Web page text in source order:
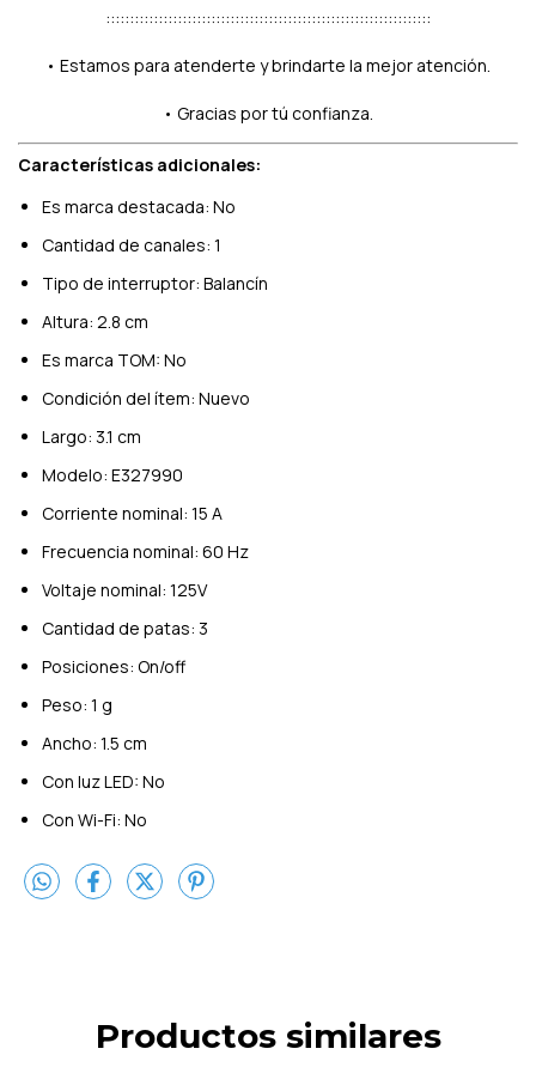
::::::::::::::::::::::::::::::::::::::::::::::::::::::::::::::::::::
• Estamos para atenderte y brindarte la mejor atención.
• Gracias por tú confianza.
Características adicionales:
Es marca destacada: No
Cantidad de canales: 1
Tipo de interruptor: Balancín
Altura: 2.8 cm
Es marca TOM: No
Condición del ítem: Nuevo
Largo: 3.1 cm
Modelo: E327990
Corriente nominal: 15 A
Frecuencia nominal: 60 Hz
Voltaje nominal: 125V
Cantidad de patas: 3
Posiciones: On/off
Peso: 1 g
Ancho: 1.5 cm
Con luz LED: No
Con Wi-Fi: No
Productos similares